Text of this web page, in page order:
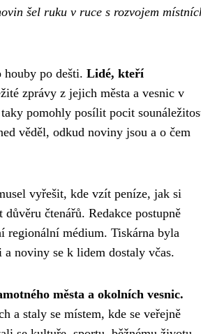
šel ruku v ruce s rozvojem
po dešti. Lidé, kteří
zprávy z jejich města a vesnic v
pomohly posílit pocit
věděl, odkud noviny jsou a o čem
vyřešit, kde vzít peníze, jak si
čtenářů. Redakce postupně
médium. Tiskárna byla
noviny se k lidem dostaly včas.
města a okolních vesnic.
a staly se místem, kde se veřejně